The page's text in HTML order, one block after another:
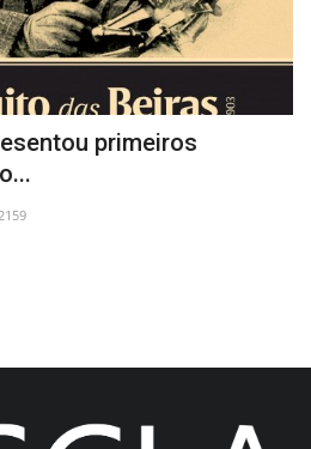
primeiros
2159